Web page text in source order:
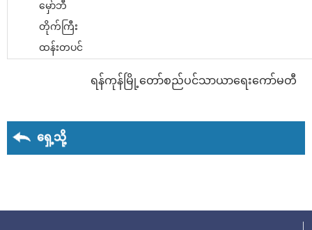
မှော်ဘီ
တိုက်ကြီး
ထန်းတပင်
ရန်ကုန်မြို့တော်စည်ပင်သာယာရေးကော်မတီ
ရှေ့သို့